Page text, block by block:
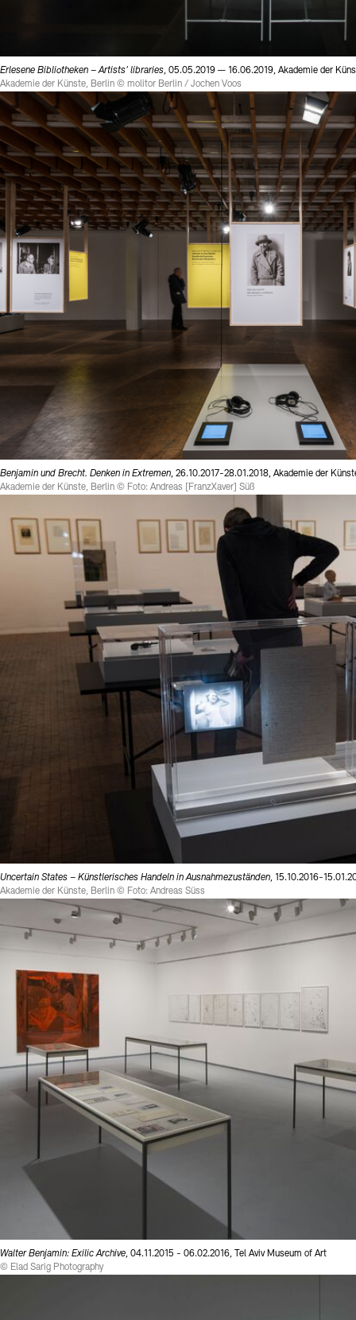
Erlesene Bibliotheken – Artists' libraries, 05.05.2019 — 16.06.2019, Akademie der
Akademie der Künste, Berlin © molitor Berlin / Jochen Voos
Benjamin und Brecht. Denken in Extremen, 26.10.2017-28.01.2018, Akademie der
Akademie der Künste, Berlin © Foto: Andreas [FranzXaver] Süß
Uncertain States – Künstlerisches Handeln in Ausnahmezuständen, 15.10.2016-
Akademie der Künste, Berlin © Foto: Andreas Süss
Walter Benjamin: Exilic Archive, 04.11.2015 - 06.02.2016, Tel Aviv Museum of Art
© Elad Sarig Photography